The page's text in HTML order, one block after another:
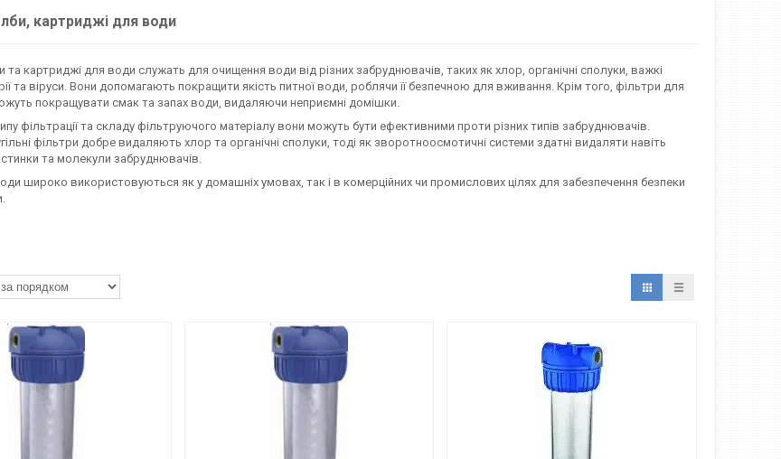
картриджі для води
та картриджі для води служать для очищення води від різних забруднювачів, таких як хлор, органічні сполуки, важкі
та віруси. Вони допомагають покращити якість питної води, роблячи її безпечною для вживання. Крім того, фільтри для
покращувати смак та запах води, видаляючи неприємні домішки.
фільтрації та складу фільтруючого матеріалу вони можуть бути ефективними проти різних типів забруднювачів.
фільтри добре видаляють хлор та органічні сполуки, тоді як зворотноосмотичні системи здатні видаляти навіть
та молекули забруднювачів.
широко використовуються як у домашніх умовах, так і в комерційних чи промислових цілях для забезпечення безпеки